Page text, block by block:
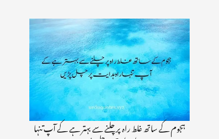
ہجوم کے ساتھ غلط راہ پر چلنے سے بہتر ہے کے آپ تنہا